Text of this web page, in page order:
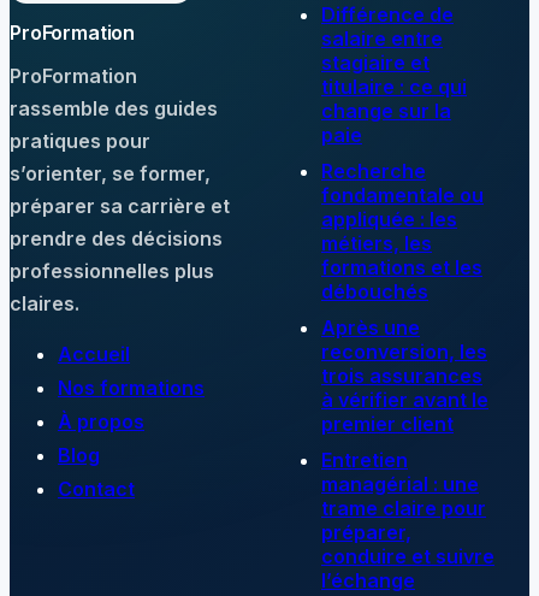
ProFormation
ProFormation
rassemble des guides
pratiques pour
s’orienter, se former,
préparer sa carrière et
prendre des décisions
professionnelles plus
claires.
Accueil
Nos formations
À propos
Blog
Contact
Différence de
salaire entre
stagiaire et
titulaire : ce qui
change sur la
paie
Recherche
fondamentale ou
appliquée : les
métiers, les
formations et les
débouchés
Après une
reconversion, les
trois assurances
à vérifier avant le
premier client
Entretien
managérial : une
trame claire pour
préparer,
conduire et suivre
l’échange